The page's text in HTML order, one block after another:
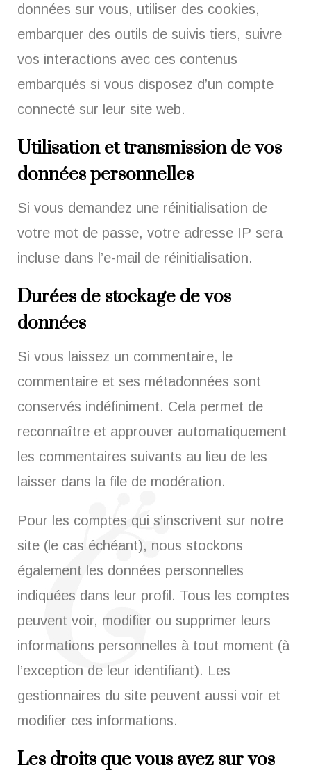
données sur vous, utiliser des cookies,
embarquer des outils de suivis tiers, suivre
vos interactions avec ces contenus
embarqués si vous disposez d’un compte
connecté sur leur site web.
Utilisation et transmission de vos
données personnelles
Si vous demandez une réinitialisation de
votre mot de passe, votre adresse IP sera
incluse dans l’e-mail de réinitialisation.
Durées de stockage de vos
données
Si vous laissez un commentaire, le
commentaire et ses métadonnées sont
conservés indéfiniment. Cela permet de
reconnaître et approuver automatiquement
les commentaires suivants au lieu de les
laisser dans la file de modération.
Pour les comptes qui s’inscrivent sur notre
site (le cas échéant), nous stockons
également les données personnelles
indiquées dans leur profil. Tous les comptes
peuvent voir, modifier ou supprimer leurs
informations personnelles à tout moment (à
l’exception de leur identifiant). Les
gestionnaires du site peuvent aussi voir et
modifier ces informations.
Les droits que vous avez sur vos